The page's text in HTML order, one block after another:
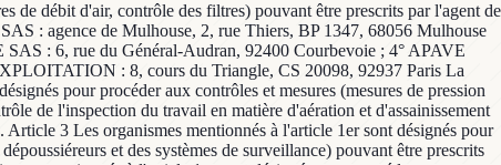
de débit d'air, contrôle des filtres) pouvant être prescrits par l'agent de
: agence de Mulhouse, 2, rue Thiers, BP 1347, 68056 Mulhouse
: 6, rue du Général-Audran, 92400 Courbevoie ; 4° APAVE
: 8, cours du Triangle, CS 20098, 92937 Paris La
pour procéder aux contrôles et mesures (mesures de pression
de l'inspection du travail en matière d'aération et d'assainissement
3 Les organismes mentionnés à l'article 1er sont désignés pour
et des systèmes de surveillance) pouvant être prescrits